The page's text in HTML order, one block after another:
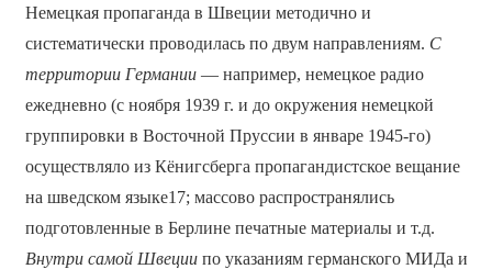
Немецкая пропаганда в Швеции методично и
систематически проводилась по двум направлениям. С
территории Германии— например, немецкое радио
ежедневно (с ноября 1939 г. и до окружения немецкой
группировки в Восточной Пруссии в январе 1945-го)
осуществляло из Кёнигсберга пропагандистское вещание
на шведском языке17; массово распространялись
подготовленные в Берлине печатные материалы и т.д.
Внутри самой Швециипо указаниям германского МИДа и